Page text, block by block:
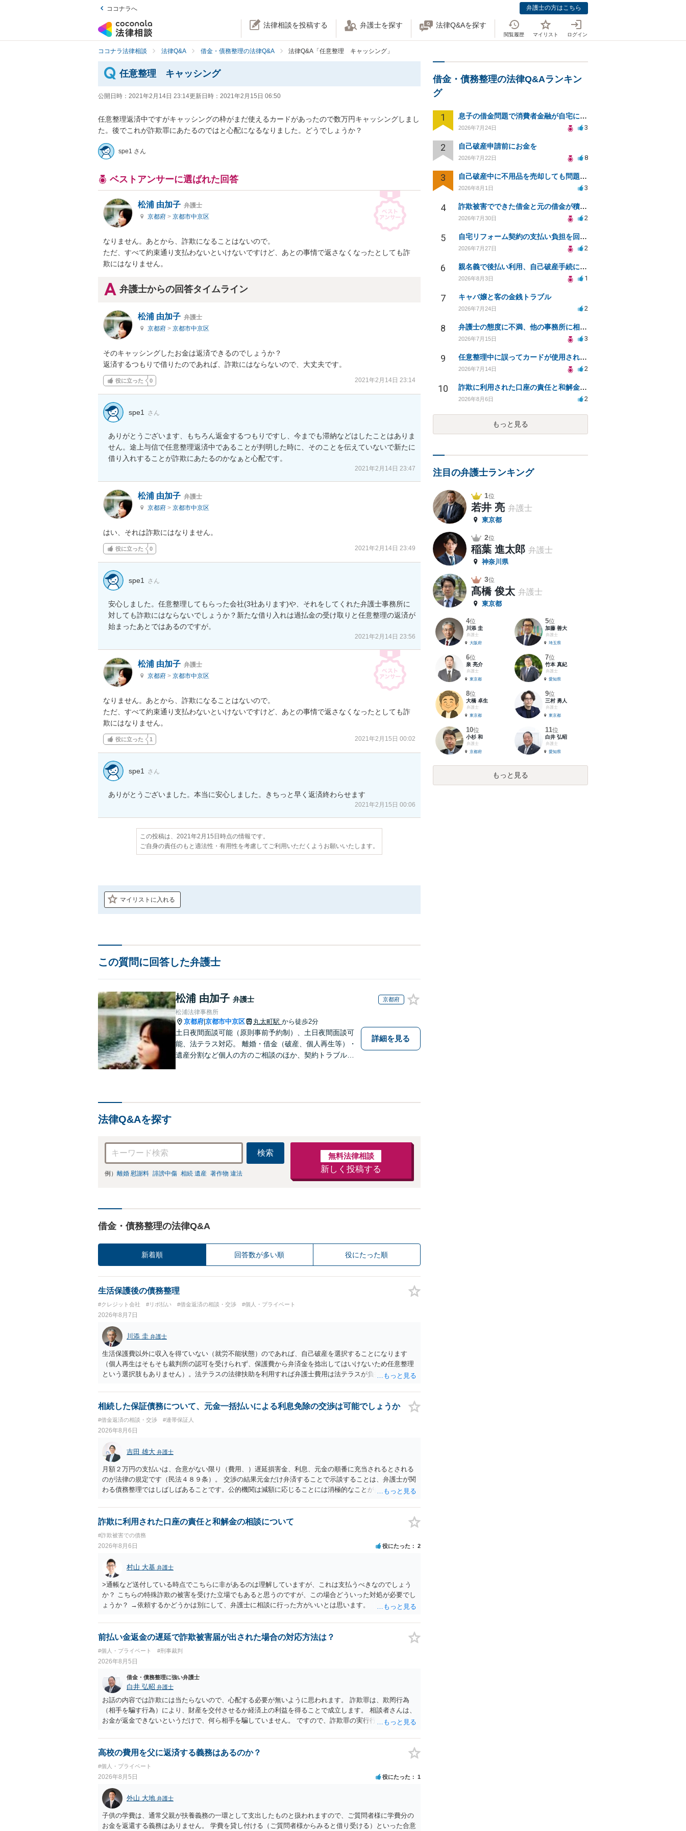
ココナラへ 弁護士の方はこちら
法律相談を投稿する 弁護士を探す 法律Q&Aを探す
閲覧履歴 マイリスト ログイン
ココナラ法律相談 法律Q&A 借金・債務整理の法律Q&A 法律Q&A「任意整理 キャッシング」
任意整理 キャッシング
公開日時： 2021年2月14日 23:14更新日時： 2021年2月15日 06:50
任意整理返済中ですがキャッシングの枠がまだ使えるカードがあったので数万円キャッシングしまし
た。後でこれが詐欺罪にあたるのではと心配になるなりました。どうでしょうか？
spe1 さん
ベストアンサーに選ばれた回答
松浦 由加子 弁護士
京都府 > 京都市中京区
なりません。あとから、詐欺になることはないので。
ただ、すべて約束通り支払わないといけないですけど、あとの事情で返さなくなったとしても詐
欺にはなりません。
弁護士からの回答タイムライン
松浦 由加子 弁護士
京都府 > 京都市中京区
そのキャッシングしたお金は返済できるのでしょうか？
返済するつもりで借りたのであれば、詐欺にはならないので、大丈夫です。
役に立った 0 2021年2月14日 23:14
spe1 さん
ありがとうございます、もちろん返金するつもりですし、今までも滞納などはしたことはありま
せん。途上与信で任意整理返済中であることが判明した時に、そのことを伝えていないで新たに
借り入れすることが詐欺にあたるのかなぁと心配です。
2021年2月14日 23:47
松浦 由加子 弁護士
京都府 > 京都市中京区
はい、それは詐欺にはなりません。
役に立った 0 2021年2月14日 23:49
spe1 さん
安心しました。任意整理してもらった会社(3社あります)や、それをしてくれた弁護士事務所に
対しても詐欺にはならないでしょうか？新たな借り入れは過払金の受け取りと任意整理の返済が
始まったあとではあるのですが。
2021年2月14日 23:56
松浦 由加子 弁護士
京都府 > 京都市中京区
なりません。あとから、詐欺になることはないので。
ただ、すべて約束通り支払わないといけないですけど、あとの事情で返さなくなったとしても詐
欺にはなりません。
役に立った 1 2021年2月15日 00:02
spe1 さん
ありがとうございました。本当に安心しました。きちっと早く返済終わらせます
2021年2月15日 00:06
この投稿は、2021年2月15日時点の情報です。
ご自身の責任のもと適法性・有用性を考慮してご利用いただくようお願いいたします。
マイリストに入れる
この質問に回答した弁護士
松浦 由加子 弁護士 京都府
松浦法律事務所
京都府 京都市中京区 丸太町駅 から徒歩2分
土日夜間面談可能（原則事前予約制）、土日夜間面談可
能、法テラス対応。 離婚・借金（破産、個人再生等）・
遺産分割など個人の方のご相談のほか、契約トラブルや
詳細を見る
法律Q&Aを探す
検索
例） 離婚 慰謝料 誹謗中傷 相続 遺産 著作物 違法
無料法律相談
新しく投稿する
借金・債務整理の法律Q&A
新着順 回答数が多い順 役にたった順
生活保護後の債務整理
#クレジット会社 #リボ払い #借金返済の相談・交渉 #個人・プライベート
2026年8月7日
川添 圭 弁護士
生活保護費以外に収入を得ていない（就労不能状態）のであれば、自己破産を選択することになります
（個人再生はそもそも裁判所の認可を受けられず、保護費から弁済金を捻出してはいけないため任意整理
という選択肢もありません）。法テラスの法律扶助を利用すれば弁護士費用は法テラスが負担し、裁判所
相続した保証債務について、元金一括払いによる利息免除の交渉は可能でしょうか
#借金返済の相談・交渉 #連帯保証人
2026年8月6日
吉田 雄大 弁護士
月額２万円の支払いは、合意がない限り（費用、）遅延損害金、利息、元金の順番に充当されるとされる
のが法律の規定です（民法４８９条）。 交渉の結果元金だけ弁済することで示談することは、弁護士が関
わる債務整理ではしばしばあることです。公的機関は減額に応じることには消極的なことが多いものの、
詐欺に利用された口座の責任と和解金の相談について
#詐欺被害での債務
2026年8月6日 役にたった 2
村山 大基 弁護士
>通帳など送付している時点でこちらに非があるのは理解していますが、これは支払うべきなのでしょう
か？ こちらの特殊詐欺の被害を受けた立場でもあると思うのですが、この場合どういった対処が必要でし
ょうか？ →依頼するかどうかは別にして、弁護士に相談に行った方がいいとは思います。 そもそも、
とは可能でしょうか？ →一般的には難しいです。相談者さんも１００万円の被害を受けたとして、１円も
払わないで和解したいと言われたら、 できるだけ重い刑罰を与えて欲しい、と思われるのではないでし
だ、弁護士費用かけるならその分賠償に回すことも考えられるので、 兼ね合いは考えてみましょう。
前払い金返金の遅延で詐欺被害届が出された場合の対応方法は？
#個人・プライベート #刑事裁判
2026年8月5日
借金・債務整理に強い弁護士
白井 弘昭 弁護士
お話の内容では詐欺には当たらないので、心配する必要が無いように思われます。 詐欺罪は、欺罔行為
（相手を騙す行為）により、財産を交付させるか経済上の利益を得ることで成立します。 相談者さんは、
お金が返金できないというだけで、何ら相手を騙していません。 ですので、詐欺罪の実行行為性が無く罪
を述べた場合は、捜査はあるかもしれません。 ただし、捜査において、真実を説明すれば、「ちゃんと返
しなさいよ」程度の注意で済むことだと思われます。 また、返せるお金が無いのであれば、返せないのは
高校の費用を父に返済する義務はあるのか？
#個人・プライベート
2026年8月5日 役にたった 1
外山 大地 弁護士
子供の学費は、通常父親が扶養義務の一環として支出したものと扱われますので、ご質問者様に学費分の
お金を返還する義務はありません。 学費を貸し付ける（ご質問者様からみると借り受ける）といった合意
借金・債務整理の法律Q&Aランキン
グ
1 息子の借金問題で消費者金融が自宅にくるのをやめさせる方法はないですか？
2026年7月24日 3
2 自己破産申請前にお金を
2026年7月22日 8
3 自己破産中に不用品を売却しても問題ないか？
2026年8月1日 3
4 詐欺被害でできた借金と元の借金が積み重なり返済困難
2026年7月30日 2
5 自宅リフォーム契約の支払い負担を回避する方法は？
2026年7月27日 2
6 親名義で後払い利用、自己破産手続に影響はあるか？
2026年8月3日 1
7 キャバ嬢と客の金銭トラブル
2026年7月24日 2
8 弁護士の態度に不満、他の事務所に相談すべきか？
2026年7月15日 3
9 任意整理中に誤ってカードが使用されてしまった
2026年7月14日 2
10 詐欺に利用された口座の責任と和解金の相談について
2026年8月6日 2
もっと見る
注目の弁護士ランキング
1位
若井 亮 弁護士
東京都
2位
稲葉 進太郎 弁護士
神奈川県
3位
髙橋 俊太 弁護士
東京都
4位
川添 圭
弁護士
大阪府
5位
加藤 善大
弁護士
埼玉県
6位
泉 亮介
弁護士
東京都
7位
竹本 真紀
弁護士
愛知県
8位
大橋 卓生
弁護士
東京都
9位
三村 勇人
弁護士
東京都
10位
小杉 和
弁護士
京都府
11位
白井 弘昭
弁護士
愛知県
もっと見る